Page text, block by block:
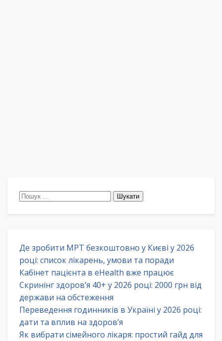
Пошук:
Де зробити МРТ безкоштовно у Києві у 2026
році: список лікарень, умови та поради
Кабінет пацієнта в eHealth вже працює
Скринінг здоров’я 40+ у 2026 році: 2000 грн від
держави на обстеження
Переведення годинників в Україні у 2026 році:
дати та вплив на здоров’я
Як вибрати сімейного лікаря: простий гайд для